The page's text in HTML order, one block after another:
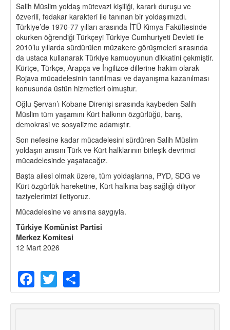
Salih Müslim yoldaş mütevazi kişiliği, kararlı duruşu ve
özverili, fedakar karakteri ile tanınan bir yoldaşımızdı.
Türkiye’de 1970-77 yılları arasında İTÜ Kimya Fakültesinde
okurken öğrendiği Türkçeyi Türkiye Cumhuriyeti Devleti ile
2010’lu yıllarda sürdürülen müzakere görüşmeleri sırasında
da ustaca kullanarak Türkiye kamuoyunun dikkatini çekmiştir.
Kürtçe, Türkçe, Arapça ve İngilizce dillerine hakim olarak
Rojava mücadelesinin tanıtılması ve dayanışma kazanılması
konusunda üstün hizmetleri olmuştur.
Oğlu Şervan’ı Kobane Direnişi sırasında kaybeden Salih
Müslim tüm yaşamını Kürt halkının özgürlüğü, barış,
demokrasi ve sosyalizme adamıştır.
Son nefesine kadar mücadelesini sürdüren Salih Müslim
yoldaşın anısını Türk ve Kürt halklarının birleşik devrimci
mücadelesinde yaşatacağız.
Başta ailesi olmak üzere, tüm yoldaşlarına, PYD, SDG ve
Kürt özgürlük hareketine, Kürt halkına baş sağlığı diliyor
taziyelerimizi iletiyoruz.
Mücadelesine ve anısına saygıyla.
Türkiye Komünist Partisi
Merkez Komitesi
12 Mart 2026
Facebook
Twitter